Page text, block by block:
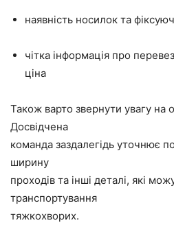
наявність носилок та
чітка інформація про
ціна
Також варто звернути увагу на
Досвідчена
команда заздалегідь уточнює
ширину
проходів та інші деталі, які
транспортування
тяжкохворих.